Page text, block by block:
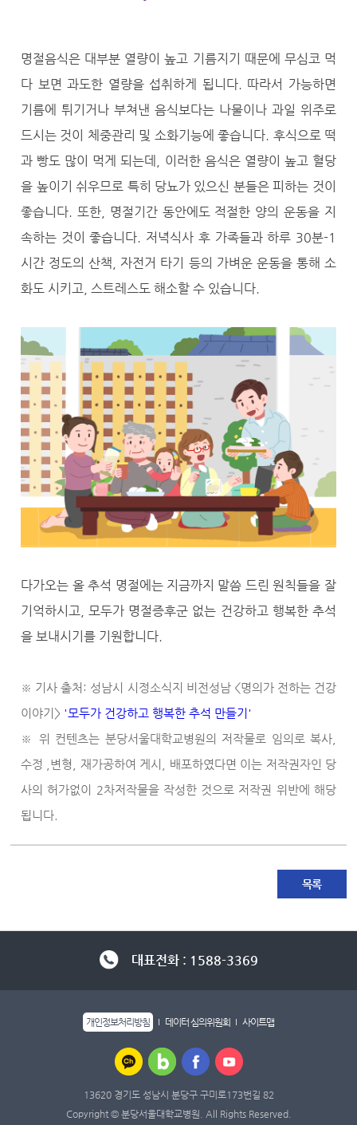
명절음식은 대부분 열량이 높고 기름지기 때문에 무심코 먹
다 보면 과도한 열량을 섭취하게 됩니다. 따라서 가능하면
기름에 튀기거나 부쳐낸 음식보다는 나물이나 과일 위주로
드시는 것이 체중관리 및 소화기능에 좋습니다. 후식으로 떡
과 빵도 많이 먹게 되는데, 이러한 음식은 열량이 높고 혈당
을 높이기 쉬우므로 특히 당뇨가 있으신 분들은 피하는 것이
좋습니다. 또한, 명절기간 동안에도 적절한 양의 운동을 지
속하는 것이 좋습니다. 저녁식사 후 가족들과 하루 30분-1
시간 정도의 산책, 자전거 타기 등의 가벼운 운동을 통해 소
화도 시키고, 스트레스도 해소할 수 있습니다.
다가오는 올 추석 명절에는 지금까지 말씀 드린 원칙들을 잘
기억하시고, 모두가 명절증후군 없는 건강하고 행복한 추석
을 보내시기를 기원합니다.
※ 기사 출처: 성남시 시정소식지 비전성남 <명의가 전하는 건강
이야기> '모두가 건강하고 행복한 추석 만들기'
※ 위 컨텐츠는 분당서울대학교병원의 저작물로 임의로 복사,
수정 ,변형, 재가공하여 게시, 배포하였다면 이는 저작권자인 당
사의 허가없이 2차저작물을 작성한 것으로 저작권 위반에 해당
됩니다.
목록
대표전화 : 1588-3369
개인정보처리방침 데이터 심의위원회 사이트맵
13620 경기도 성남시 분당구 구미로173번길 82
Copyright © 분당서울대학교병원. All Rights Reserved.